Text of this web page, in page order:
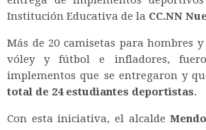
Institución Educativa de la CC.NN
Más de 20 camisetas para hombres
vóley y fútbol e infladores,
implementos que se entregaron y
total de 24 estudiantes deportistas.
Con esta iniciativa, el alcalde